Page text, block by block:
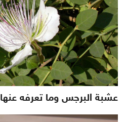
عشبة البرجس وما تعرفه عنها